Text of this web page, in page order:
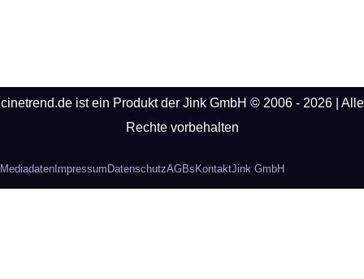
cinetrend.de ist ein Produkt der Jink GmbH © 2006 - 2026 | Alle
Rechte vorbehalten
MediadatenImpressumDatenschutzAGBsKontaktJink GmbH